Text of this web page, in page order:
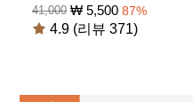
41,000 ₩ 5,500 87%
4.9 (리뷰 371)